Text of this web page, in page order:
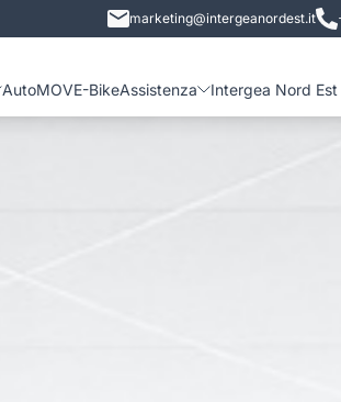
marketing@intergeanordest.it
AutoMOVE-BikeAssistenza Intergea Nord Est